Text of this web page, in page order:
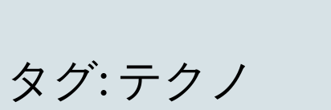
タグ: テクノ